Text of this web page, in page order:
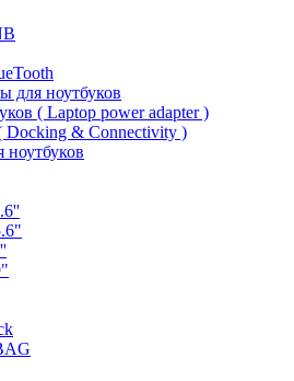
для ноутбуков
( Laptop power adapter )
Docking & Connectivity )
ноутбуков